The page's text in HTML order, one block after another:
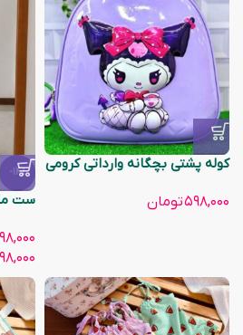
کوله پشتی بچگانه وارداتی کرومی
۵۹۸,۰۰۰تومان
-14%
ست